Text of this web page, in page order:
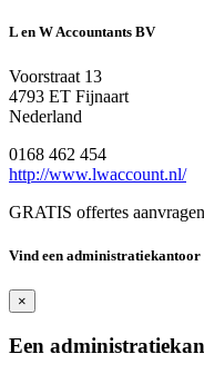
L en W Accountants BV
Voorstraat 13
4793 ET Fijnaart
Nederland
0168 462 454
http://www.lwaccount.nl/
GRATIS offertes aanvragen
Vind een
×
Een